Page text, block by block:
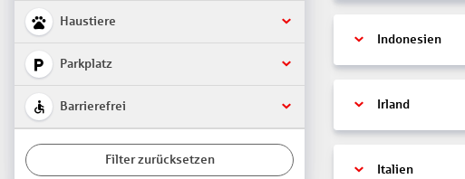
Haustiere
Parkplatz
Barrierefrei
Filter zurücksetzen
Indonesien
Irland
Italien